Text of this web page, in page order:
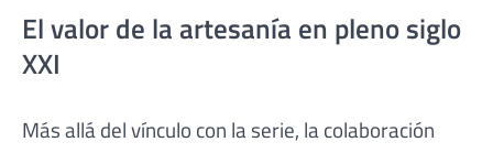
El valor de la artesanía en pleno siglo
XXI
Más allá del vínculo con la serie, la colaboración